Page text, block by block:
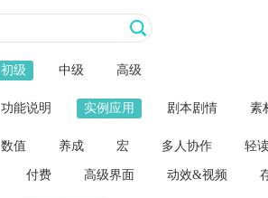
初级 中级 高级
功能说明 实例应用 剧本剧情 素
数值 养成 宏 多人协作 轻
付费 高级界面 动效&视频